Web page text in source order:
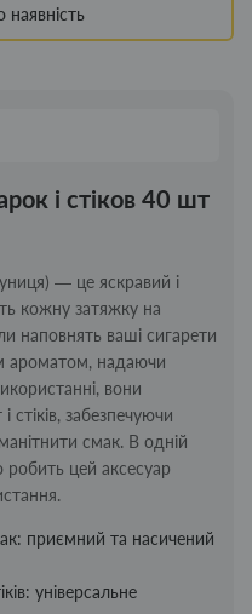
і стіков 40 шт
— це яскравий і
кожну затяжку на
наповнять ваші сигарети
ароматом, надаючи
вони
стіків, забезпечуючи
смак. В одній
робить цей аксесуар
приємний та насичений
універсальне